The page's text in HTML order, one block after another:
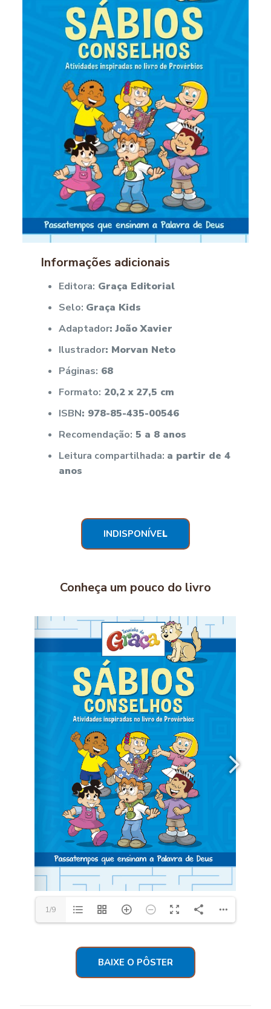
Informações adicionais
Editora: Graça Editorial
Selo: Graça Kids
Adaptador: João Xavier
Ilustrador: Morvan Neto
Páginas: 68
Formato: 20,2 x 27,5 cm
ISBN: 978-85-435-00546
Recomendação: 5 a 8 anos
Leitura compartilhada: a partir de 4
anos
INDISPONÍVEL
Conheça um pouco do livro
1/9
BAIXE O PÔSTER